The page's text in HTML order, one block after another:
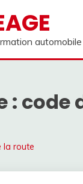
automobile
: code
la route